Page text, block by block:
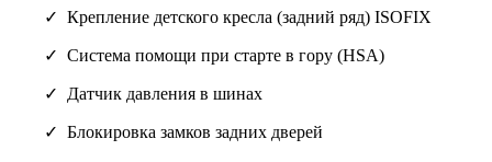
Крепление детского кресла (задний ряд) ISOFIX
Система помощи при старте в гору (HSA)
Датчик давления в шинах
Блокировка замков задних дверей